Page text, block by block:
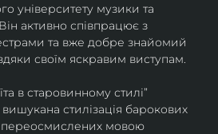
університету музики та
активно співпрацює з
та вже добре знайомий
своїм яскравим виступам.
в старовинному стилі”
стилізація барокових
мовою